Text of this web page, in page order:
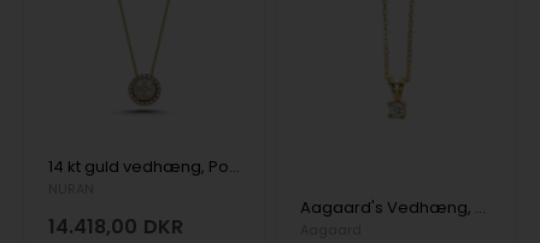
14 kt guld vedhæng, Posh serien fra Nuran med ialt 0,45 ct diamanter
14.418,00 DKR
Aagaard's Vedhæng, 8k guld m/0,50 Labgrown diamant